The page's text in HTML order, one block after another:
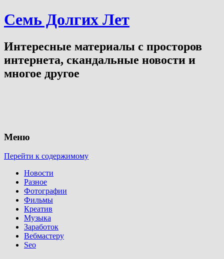
Семь Долгих Лет
Интересные материалы с просторов
интернета, скандальные новости и
многое другое
Меню
Перейти к содержимому
Новости
Разное
Фотографии
Фильмы
Креатив
Музыка
Заработок
Вебмастеру
Seo